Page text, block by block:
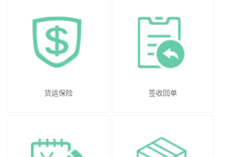
货运保险 签收回单